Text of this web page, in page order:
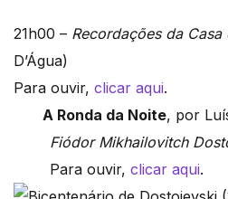
21h00 – Recordações da
D’Água)
Para ouvir, clicar aqui.
A Ronda da Noite, por
Fiódor Mikhailovitch
Para ouvir, clicar aqui.